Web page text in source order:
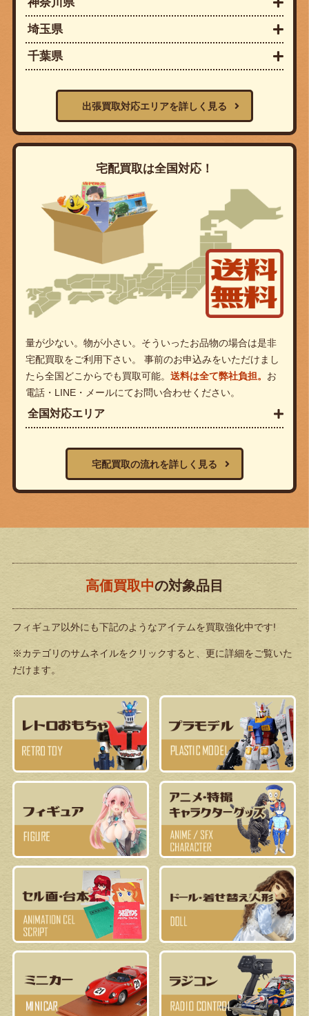
埼玉県
千葉県
出張買取対応エリアを詳しく見る
宅配買取は全国対応！
量が少ない。物が小さい。そういったお品物の場合は是非
宅配買取をご利用下さい。 事前のお申込みをいただけまし
たら全国どこからでも買取可能。 送料は全て弊社負担。 お
電話・LINE・メールにてお問い合わせください。
全国対応エリア
宅配買取の流れを詳しく見る
高価買取中の対象品目
フィギュア以外にも下記のようなアイテムを買取強化中です!
※カテゴリのサムネイルをクリックすると、更に詳細をご覧いた
だけます。